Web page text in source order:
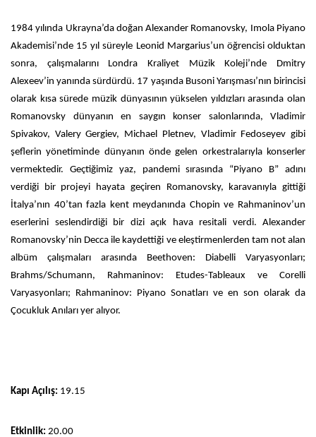
1984 yılında Ukrayna’da doğan Alexander Romanovsky, Imola Piyano
Akademisi’nde 15 yıl süreyle Leonid Margarius’un öğrencisi olduktan
sonra, çalışmalarını Londra Kraliyet Müzik Koleji’nde Dmitry
Alexeev’in yanında sürdürdü. 17 yaşında Busoni Yarışması’nın birincisi
olarak kısa sürede müzik dünyasının yükselen yıldızları arasında olan
Romanovsky dünyanın en saygın konser salonlarında, Vladimir
Spivakov, Valery Gergiev, Michael Pletnev, Vladimir Fedoseyev gibi
şeflerin yönetiminde dünyanın önde gelen orkestralarıyla konserler
vermektedir. Geçtiğimiz yaz, pandemi sırasında “Piyano B” adını
verdiği bir projeyi hayata geçiren Romanovsky, karavanıyla gittiği
İtalya’nın 40’tan fazla kent meydanında Chopin ve Rahmaninov’un
eserlerini seslendirdiği bir dizi açık hava resitali verdi. Alexander
Romanovsky’nin Decca ile kaydettiği ve eleştirmenlerden tam not alan
albüm çalışmaları arasında Beethoven: Diabelli Varyasyonları;
Brahms/Schumann, Rahmaninov: Etudes-Tableaux ve Corelli
Varyasyonları; Rahmaninov: Piyano Sonatları ve en son olarak da
Çocukluk Anıları yer alıyor.
Kapı Açılış: 19.15
Etkinlik: 20.00